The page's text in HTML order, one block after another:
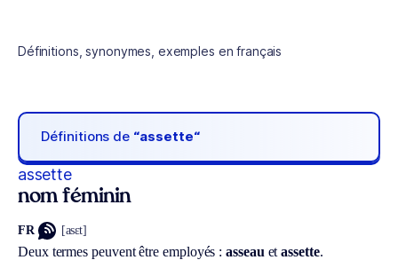
Définitions, synonymes, exemples en français
Définitions de “assette“
assette
nom féminin
FR [asɛt]
Deux termes peuvent être employés :asseau etassette.